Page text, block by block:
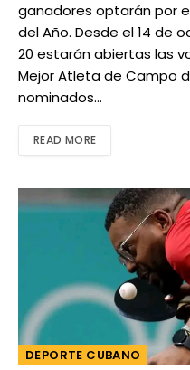
ganadores optarán por
del Año. Desde el 14 de
20 estarán abiertas las
Mejor Atleta de Campo
nominados…
READ MORE
DEPORTE CUBANO